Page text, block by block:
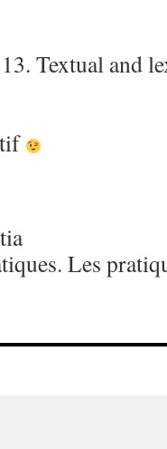
Textual and
Les